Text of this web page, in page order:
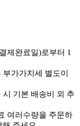
제완료일)로부터 1
가가치세 별도이
기본 배송비 외 추
여러수량을 주문하